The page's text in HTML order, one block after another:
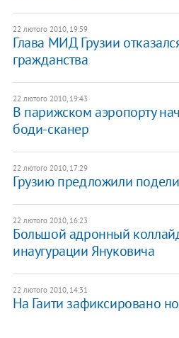
22 лютого 2010, 19:59
Глава МИД Грузии
гражданства
22 лютого 2010, 19:43
В парижском аэропорту
боди-сканер
22 лютого 2010, 17:29
Грузию предложили
22 лютого 2010, 16:23
Большой адронный
инаугурации Януковича
22 лютого 2010, 14:31
На Гаити зафиксировано